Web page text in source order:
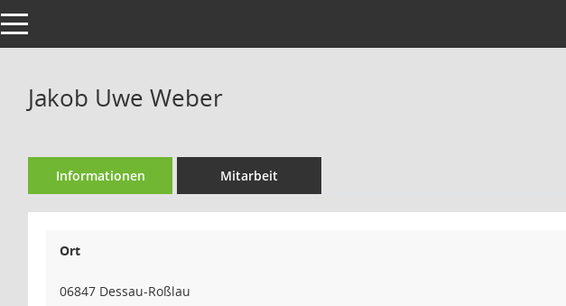
Toggle navigation
Jakob Uwe Weber
Informationen Mitarbeit
Ort
06847 Dessau-Roßlau